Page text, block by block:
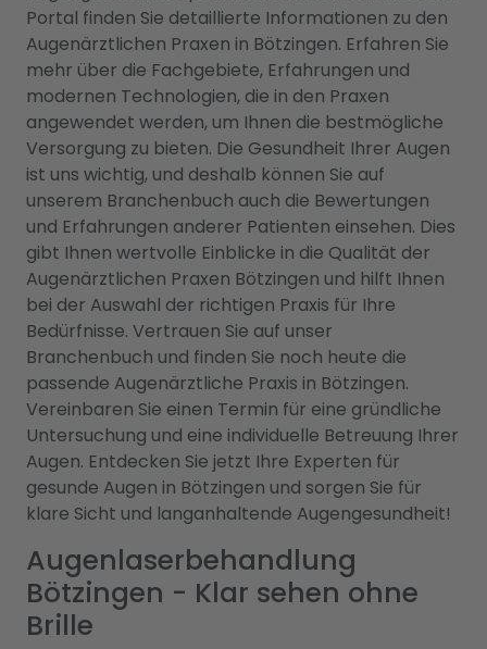
Portal finden Sie detaillierte Informationen zu den
Augenärztlichen Praxen in Bötzingen. Erfahren Sie
mehr über die Fachgebiete, Erfahrungen und
modernen Technologien, die in den Praxen
angewendet werden, um Ihnen die bestmögliche
Versorgung zu bieten. Die Gesundheit Ihrer Augen
ist uns wichtig, und deshalb können Sie auf
unserem Branchenbuch auch die Bewertungen
und Erfahrungen anderer Patienten einsehen. Dies
gibt Ihnen wertvolle Einblicke in die Qualität der
Augenärztlichen Praxen Bötzingen und hilft Ihnen
bei der Auswahl der richtigen Praxis für Ihre
Bedürfnisse. Vertrauen Sie auf unser
Branchenbuch und finden Sie noch heute die
passende Augenärztliche Praxis in Bötzingen.
Vereinbaren Sie einen Termin für eine gründliche
Untersuchung und eine individuelle Betreuung Ihrer
Augen. Entdecken Sie jetzt Ihre Experten für
gesunde Augen in Bötzingen und sorgen Sie für
klare Sicht und langanhaltende Augengesundheit!
Augenlaserbehandlung
Bötzingen - Klar sehen ohne
Brille